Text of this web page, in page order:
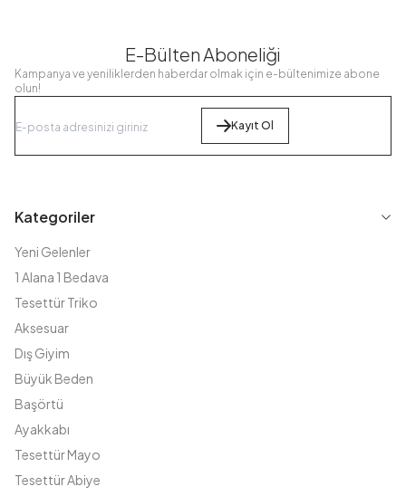
E-Bülten Aboneliği
Kampanya ve yeniliklerden haberdar olmak için e-bültenimize abone
olun!
Kayıt Ol
Kategoriler
Yeni Gelenler
1 Alana 1 Bedava
Tesettür Triko
Aksesuar
Dış Giyim
Büyük Beden
Başörtü
Ayakkabı
Tesettür Mayo
Tesettür Abiye